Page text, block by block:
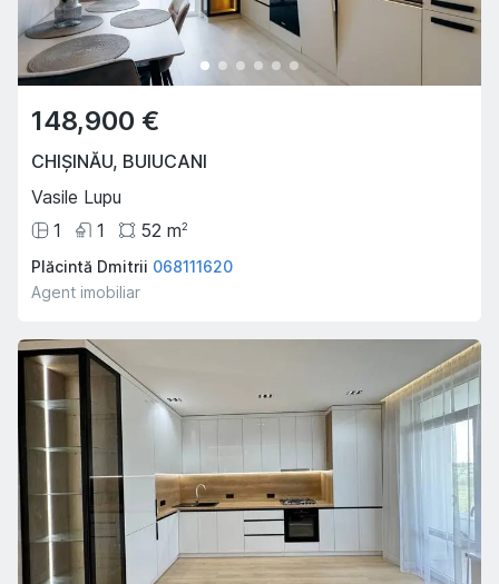
148,900 €
CHIȘINĂU, BUIUCANI
Vasile Lupu
1
1 52 m2
Plăcintă Dmitrii 068111620
Agent imobiliar